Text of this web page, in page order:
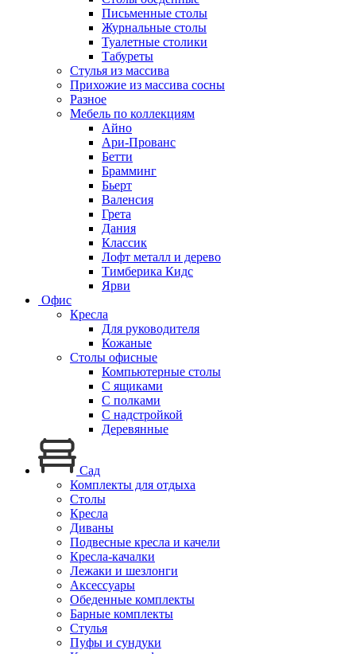
Письменные столы
Журнальные столы
Туалетные столики
Табуреты
Стулья из массива
Прихожие из массива сосны
Разное
Мебель по коллекциям
Айно
Ари-Прованс
Бетти
Брамминг
Бьерт
Валенсия
Грета
Дания
Классик
Лофт металл и дерево
Тимберика Кидс
Ярви
Офис
Кресла
Для руководителя
Кожаные
Столы офисные
Компьютерные столы
С ящиками
С полками
С надстройкой
Деревянные
Сад
Комплекты для отдыха
Столы
Кресла
Диваны
Подвесные кресла и качели
Кресла-качалки
Лежаки и шезлонги
Аксессуары
Обеденные комплекты
Барные комплекты
Стулья
Пуфы и сундуки